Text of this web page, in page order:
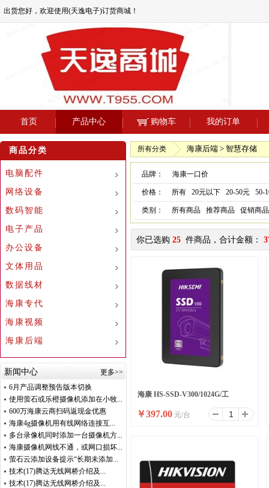
出货您好，欢迎使用(天逸电子)订货商城！
首页 产品中心 购物车 我的订单
商品分类
电脑配件
网络设备
数码智能
电子产品
办公设备
文体用品
数据线材
海康专代
海康视频
海康后端
新闻中心
更多>>
6月产品调整预告版本切换
使用萤石或乐橙摄像机添加在小牧...
600万海康云商扫码返现金优惠
海康4g摄像机用有线网络连接互...
多台录像机同时添加一台摄像机方...
海康摄像机网线不通，或网口损坏...
萤石云添加设备提示“长期未添加...
技术(17)腾达无线网桥介绍及...
技术(17)腾达无线网桥介绍及...
所有分类 海康后端 > 智慧存储
品牌： 海康一口价
价格： 所有 20元以下 20-50元 50-
类别： 所有商品 推荐商品 促销商品
你已选购 25 件商品，合计金额：
海康 HS-SSD-V300/1024G/工
包/B2B/8000
￥397.00 元/台